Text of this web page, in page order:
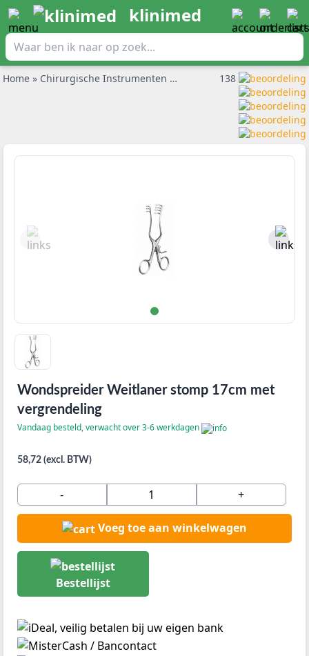
klinimed
Home » Chirurgische Instrumenten » Wondhaken en
138
Wondspreider Weitlaner stomp 17cm met
vergrendeling
Vandaag besteld, verwacht over 3-6 werkdagen
58,72 (excl. BTW)
- +
Voeg toe aan winkelwagen
Bestellijst